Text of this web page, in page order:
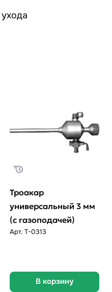
Троакар
универсальный 3 мм
(c газоподачей)
Арт. T-0313
В корзину